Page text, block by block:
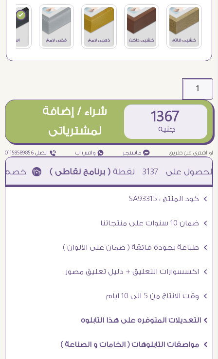
1367
جنيه
شراء / إضافة
لمشترياتى
او اشترى عن طريق ¥ ماسنجر ₧ واتس اب ƒ اتصل 01158589856
3137 نقطة( برنامج نقاطى )à خصم 5% للعملاء الجدد à شحن مجانى عند الشراء ب 4000 جنيه à
Ö كود المنتج : SA93315
Ö ضمان 10 سنوات على منتجاتنا
Ö طباعة بجودة فائقة ( ضمان على الالوان )
Ö اكسسوارات التعليق + دليل تعليق مصور
Ö وقت الانتاج من 5 الى 10 ايام
Ö التعديلات المتوفره على هذا التابلوه
Ö مواصفات التابلوهات ( الخامات و الصناعة )